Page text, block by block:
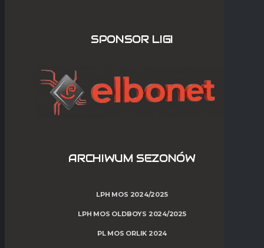
SPONSOR LIGI
ARCHIWUM SEZONÓW
LPH MOS 2024/2025
LPH MOS OLDBOYS 2024/2025
PL MOS ORLIK 2024